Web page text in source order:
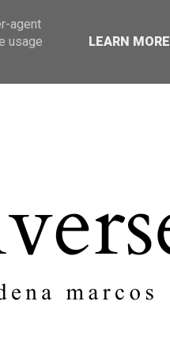
SOBRE MI
agent
usage
LEARN MORE